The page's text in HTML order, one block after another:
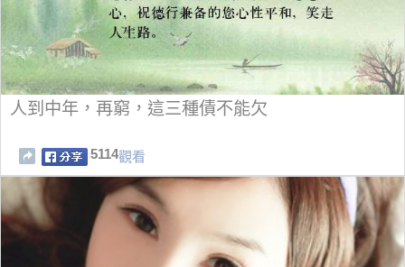
人到中年，再窮，這三種債不能欠
5114觀看